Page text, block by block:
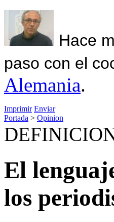
Hace
paso con el
Alemania.
Imprimir Enviar
Portada > Opinion
El
los